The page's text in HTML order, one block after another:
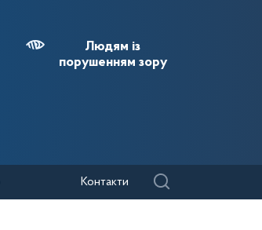
Людям із
порушенням зору
Контакти